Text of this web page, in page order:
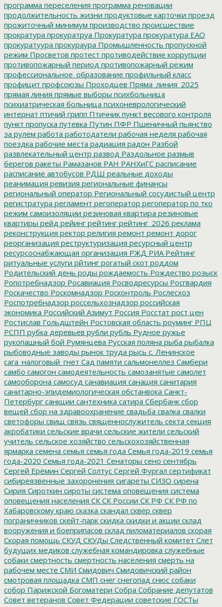
программа переселения программа реновации
продолжительность жизни продуктовые карточки проезд
прожиточный минимум производство происшествие
прократура прокуратруа Прокуратура прокуратура ЕАО
прокуратуура прокураура Промышленность пропускной
режим Просветов протест противодействие коррупции
противопожарный период противопожарный режим
профессиональное_образование профильный класс
профицит профсоюзы Проходцев Пряма_линия_2025
прямая линия прямые выборы психбольница
психиатрическая больница психоневрологический
интернат птичий грипп Птичник пункт весового контроля
пункт пропуска путевка Путин ПФР Пшеничный пьянство
за рулем работа работодатели рабочая неделя рабочая
поездка рабочие места радиация радон Разбой
развлекательный центр развод Раздольное размыв
берегов ракеты Рамазанов РАН РАНХиГС расписание
расписание автобусов РДШ реальные доходы
реанимация ревизия региональные финансы
региональный оператор Региональный сосудистый центр
регистратура регламент регоператор регоператор по тко
режим самоизоляции резиновая квартира резиновые
квартиры рейд рейинг рейтинг рейтинг_2026 реклама
реконструкция ректор религия ремонт ремонт дорог
реорганизация реструктуризация ресурсный центр
ресурсоснабжающая организация РЖД РИА Рейтинг
ритуальные услуги рйтинг рогатый скот роддом
Родительский день роды рождаемость Рождество розыск
Ропотребнадзор Росавиация Росводресурсы Росгвардия
Роскачество Роскомнадзор Росконтроль Рослесхоз
Роспотребнадзор россельхознадзор российская
экономика Российский Азимут Россия Росстат рост цен
Ростислав Гольдштейн Ростовская область роуминг РПЦ
РСПП рубка деревьев рубли рубль Рудное ружье
рукопашный бой Румянцева Русская поляна рыба рыбалка
рыбоводные заводы рынок труда рысь с. Ленинское
сага_налоговый_гнет Сад памяти сальмонеллез Самбери
самбо самогон самодеятельность самозанятые самолет
самооборона самосуд санавиация санация санитария
санитарно-эпидемиологическая обстанвока Санкт-
Петербург санкции сантехника сатира Сбербанк сбор
вещей сбор на здравоохранение свадьба свалка свалки
светофоры свищ связь священнослужитель секта секция
акробатики сельские врачи сельские жители сельский
учитель сельское хозяйство сельскохозяйственная
ярмарка семена семья семья года Семья года-2019 семья
года-2020 Семья года-2021 Сенаторы сено сентябрь
Сергей Ерёмин Сергей Солтус Сергей Фургал сертификат
сибиреязвенные захоронения сигареты СИЗО сирена
Сирия Сироткин сироты система оповещения система
оповещения населения СК СК России СК РФ СК РФ по
Хабаровскому краю сказка скандал сквер сквер
пограничников скейт-парк скидка скидки и акции склад
вооружения и боеприпасов склад пиломатериалов скорая
Скорая помощь СКУД СКУДы Следственный комитет Слет
будущих медиков служебная командировка служебные
собаки смертность смертность населения смерть на
рабочем месте СМИ Смидович Смидовичский район
смотровая площадка СМП снег снегопад снюс собаки
собор Парижской Богоматери Собра Собрание депутатов
Совет ветеранов Совет Федерации советские ГОСТы